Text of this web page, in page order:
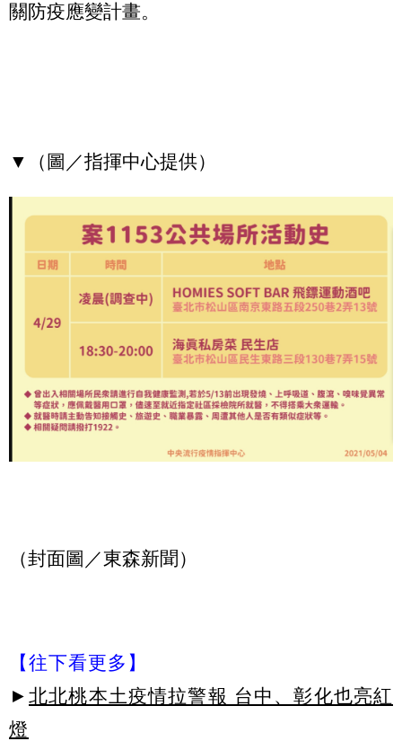
關防疫應變計畫。
▼（圖／指揮中心提供）
（封面圖／東森新聞）
【往下看更多】
► 北北桃本土疫情拉警報 台中、彰化也亮紅
燈